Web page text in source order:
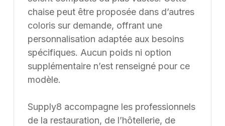
chaise peut être proposée dans d’autres
coloris sur demande, offrant une
personnalisation adaptée aux besoins
spécifiques. Aucun poids ni option
supplémentaire n’est renseigné pour ce
modèle.
Supply8 accompagne les professionnels
de la restauration, de l’hôtellerie, de